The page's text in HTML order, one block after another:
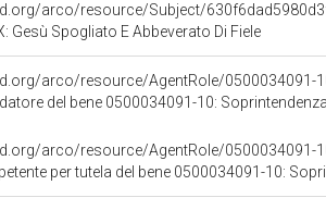
arco/resource/Subject/
Gesù Spogliato E Abbeverato Di Fiele
arco/resource/AgentRole/0500034091-
del bene 0500034091-10:
arco/resource/AgentRole/0500034091-
per tutela del bene 0500034091-10: